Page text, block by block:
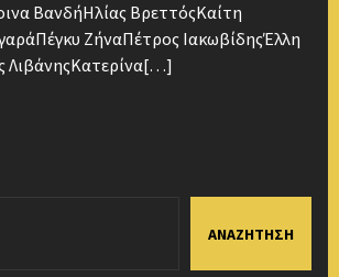
ΒανδήΗλίας ΒρεττόςΚαίτη
ΖήναΠέτρος ΙακωβίδηςΈλλη
ΛιβάνηςΚατερίνα[…]
ΑΝΑΖΉΤΗΣΗ